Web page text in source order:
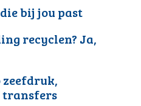
bij jou past
recyclen? Ja,
transfers